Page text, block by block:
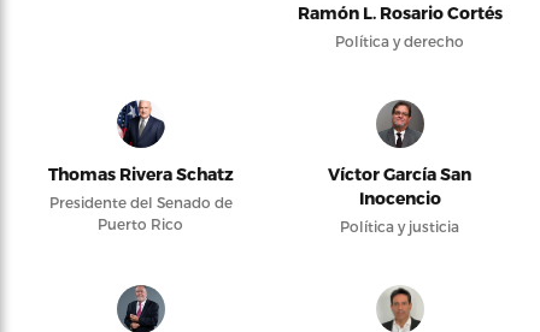
Ramón L. Rosario Cortés
Política y derecho
Thomas Rivera Schatz
Presidente del Senado de
Puerto Rico
Víctor García San
Inocencio
Política y justicia